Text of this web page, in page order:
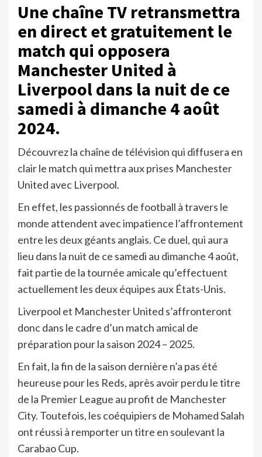
Une chaîne TV retransmettra
en direct et gratuitement le
match qui opposera
Manchester United à
Liverpool dans la nuit de ce
samedi à dimanche 4 août
2024.
Découvrez la chaîne de télévision qui diffusera en
clair le match qui mettra aux prises Manchester
United avec Liverpool.
En effet, les passionnés de football à travers le
monde attendent avec impatience l’affrontement
entre les deux géants anglais. Ce duel, qui aura
lieu dans la nuit de ce samedi au dimanche 4 août,
fait partie de la tournée amicale qu’effectuent
actuellement les deux équipes aux États-Unis.
Liverpool et Manchester United s’affronteront
donc dans le cadre d’un match amical de
préparation pour la saison 2024 – 2025.
En fait, la fin de la saison dernière n’a pas été
heureuse pour les Reds, après avoir perdu le titre
de la Premier League au profit de Manchester
City. Toutefois, les coéquipiers de Mohamed Salah
ont réussi à remporter un titre en soulevant la
Carabao Cup.